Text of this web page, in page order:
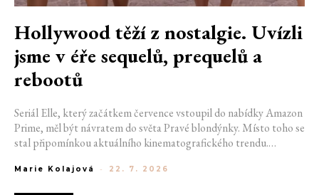
Hollywood těží z nostalgie. Uvízli
jsme v éře sequelů, prequelů a
rebootů
Seriál Elle, který začátkem července vstoupil do nabídky Amazon
Prime, měl být návratem do světa Pravé blondýnky. Místo toho se
stal připomínkou aktuálního kinematografického trendu.
Prequely, sequely, spin-offy i rebooty zaplnily kina i streamovací
Marie Kolajová - 22. 7. 2026